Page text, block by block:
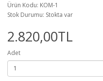
Ürün Kodu: KOM-1
Stok Durumu: Stokta var
2.820,00TL
Adet